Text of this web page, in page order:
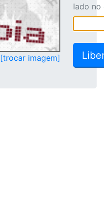
[trocar imagem]
lado no